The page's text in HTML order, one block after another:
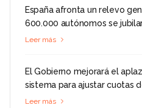
España afronta un relevo
600.000 autónomos se
Leer más
El Gobierno mejorará el
sistema para ajustar cuotas
Leer más